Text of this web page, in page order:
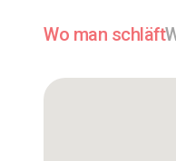
Wo man schläft